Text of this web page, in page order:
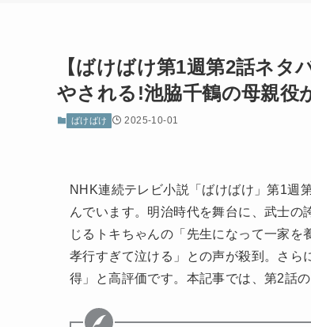
【ばけばけ第1週第2話ネ
やされる!池脇千鶴の母親役
ばけばけ 2025-10-01
NHK連続テレビ小説「ばけばけ」第1週
んでいます。明治時代を舞台に、武士
じるトキちゃんの「先生になって一家
孝行すぎて泣ける」との声が殺到。さら
得」と高評価です。本記事では、第2話